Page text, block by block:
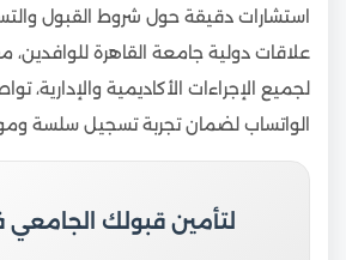
استشارات دقيقة حول شروط القبول
علاقات دولية جامعة القاهرة للوافدين،
لجميع الإجراءات الأكاديمية والإدارية،
الواتساب لضمان تجربة تسجيل سلسة
لتأمين قبولك